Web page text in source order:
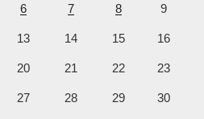
6 7 8 9
13 14 15 16
20 21 22 23
27 28 29 30